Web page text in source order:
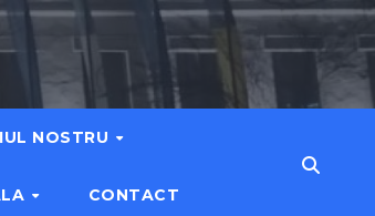
NOSTRU
CONTACT